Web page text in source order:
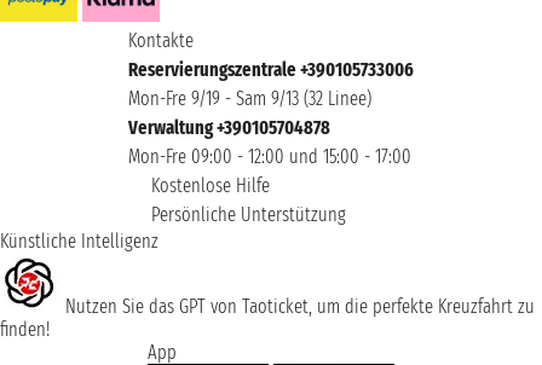
Kontakte
Reservierungszentrale +390105733006
Mon-Fre 9/19 - Sam 9/13 (32 Linee)
Verwaltung +390105704878
Mon-Fre 09:00 - 12:00 und 15:00 - 17:00
Kostenlose Hilfe
Persönliche Unterstützung
Künstliche Intelligenz
Nutzen Sie das GPT von Taoticket, um die perfekte Kreuzfahrt zu
finden!
App